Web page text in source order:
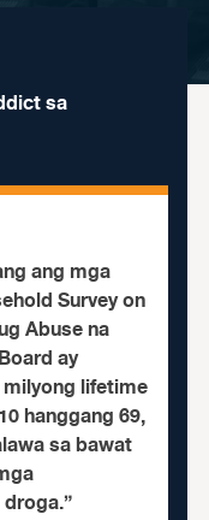
sa
ang mga
Survey on
Abuse na
ay
lifetime
hanggang 69,
sa bawat